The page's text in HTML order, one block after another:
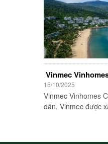
Vinmec
15/10/2025
Vinmec Vinhomes
dân, Vinmec được